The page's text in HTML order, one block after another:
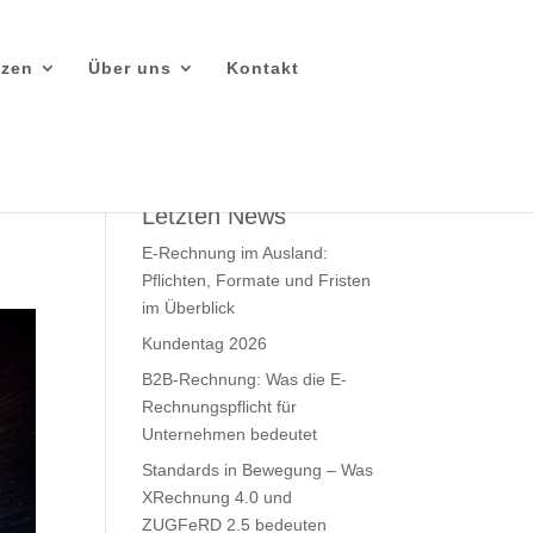
Über uns Kontakt
Letzten News
E-Rechnung im Ausland:
Pflichten, Formate und Fristen
im Überblick
Kundentag 2026
B2B-Rechnung: Was die E-
Rechnungspflicht für
Unternehmen bedeutet
Standards in Bewegung – Was
XRechnung 4.0 und
ZUGFeRD 2.5 bedeuten